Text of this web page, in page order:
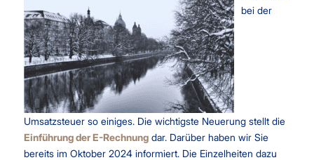
bei der
Umsatzsteuer so einiges. Die wichtigste Neuerung stellt die
Einführung der E-Rechnungdar. Darüber haben wir Sie
bereits im Oktober 2024 informiert. Die Einzelheiten dazu